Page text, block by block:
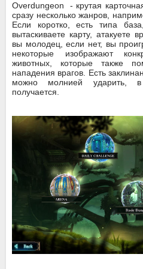
Overdungeon - крутая
сразу несколько жанров,
Если коротко, есть типа
вытаскиваете карту, атакуете
вы молодец, если нет, вы
некоторые изображают
животных, которые также
нападения врагов. Есть
можно молнией ударить,
получается.